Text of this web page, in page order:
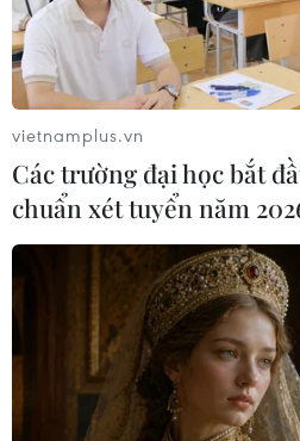
vietnamplus.vn
Các trường đại học bắt
chuẩn xét tuyển năm